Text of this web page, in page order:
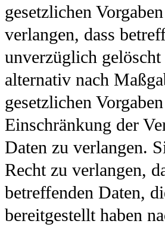
gesetzlichen
verlangen, dass
unverzüglich
alternativ nach
gesetzlichen
Einschränkung der
Daten zu verlangen.
Recht zu verlangen,
betreffenden Daten,
bereitgestellt haben